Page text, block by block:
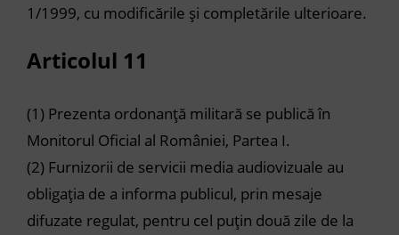
1/1999, cu modificările și completările ulterioare.
Articolul 11
(1) Prezenta ordonanță militară se publică în
Monitorul Oficial al României, Partea I.
(2) Furnizorii de servicii media audiovizuale au
obligația de a informa publicul, prin mesaje
difuzate regulat, pentru cel puțin două zile de la